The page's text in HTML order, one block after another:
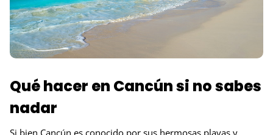
Qué hacer en Cancún si no sabes
nadar